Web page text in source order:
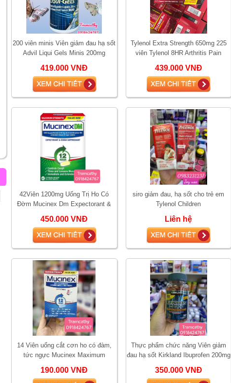
200 viên minis Viên giảm đau hạ sốt
Advil Liqui Gels Minis 200mg
419.000 VNĐ
Tylenol Extra Strength 650mg 225
viên Tylenol 8HR Arthritis Pain
439.000 VNĐ
42Viên 1200mg Uống Trị Ho Có
Đờm Mucinex Dm Expectorant &
450.000 VNĐ
siro giảm đau, hạ sốt cho trẻ em
Tylenol Children
Liên hệ
14 Viên uống cắt cơn ho có đàm,
tức ngực Mucinex Maximum
ho có đàm
190.000 VNĐ
Thực phẩm chức năng Viên giảm
đau hạ sốt Kirkland Ibuprofen 200mg
350.000 VNĐ